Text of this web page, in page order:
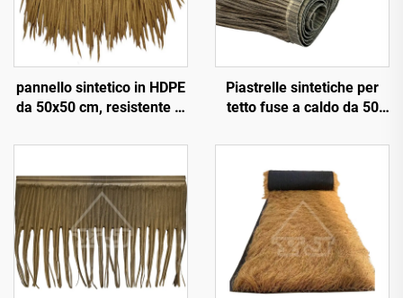
pannello sintetico in HDPE
da 50x50 cm, resistente ai
tetti di resort tropicali
Piastrelle sintetiche per
tetto fuse a caldo da 50
fuoco migliorata